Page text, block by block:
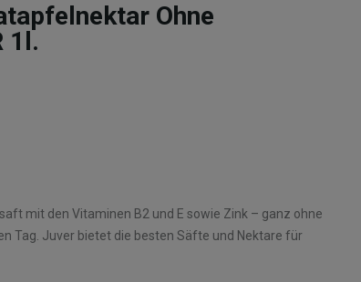
Ohne
1l.
mit den Vitaminen B2 und E sowie Zink – ganz ohne
Tag. Juver bietet die besten Säfte und Nektare für